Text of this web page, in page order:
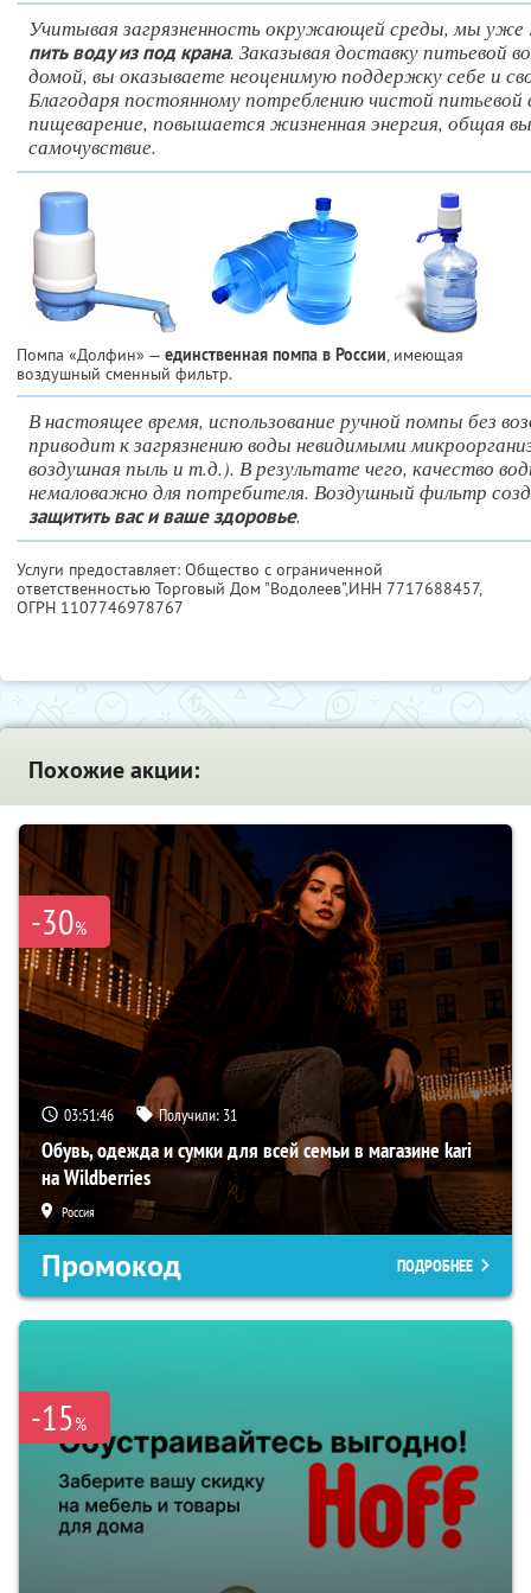
Учитывая загрязненность окружающей среды, мы уже
пить воду из под крана. Заказывая доставку питьевой
домой, вы оказываете неоценимую поддержку себе и
Благодаря постоянному потреблению чистой
пищеварение, повышается жизненная энергия, общая
самочувствие.
Помпа «Долфин» — единственная помпа в России, имеющая
воздушный сменный фильтр.
В настоящее время, использование ручной помпы без
приводит к загрязнению воды невидимыми
воздушная пыль и т.д.). В результате чего, качество
немаловажно для потребителя. Воздушный фильтр
защитить вас и ваше здоровье.
Услуги предоставляет: Общество с ограниченной
ответственностью Торговый Дом "Водолеев",ИНН 7717688457,
ОГРН 1107746978767
Похожие акции:
-30%
03:51:45 Получили: 31
Обувь, одежда и сумки для всей семьи в магазине kari
на Wildberries
Россия
Промокод ПОДРОБНЕЕ
-15%